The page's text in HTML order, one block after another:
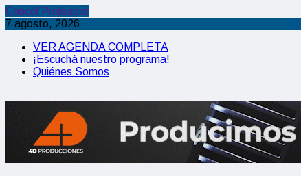
Cancel Preloader
7 agosto, 2026
VER AGENDA COMPLETA
¡Escuchá nuestro programa!
Quiénes Somos